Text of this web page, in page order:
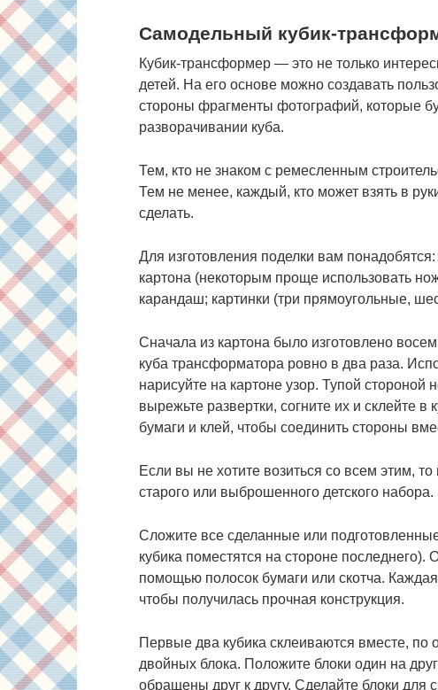
Самодельный кубик-
Кубик-трансформер — это не только
детей. На его основе можно создавать
стороны фрагменты фотографий, которые
разворачивании куба.
Тем, кто не знаком с ремесленным
Тем не менее, каждый, кто может взять в
сделать.
Для изготовления поделки вам
картона (некоторым проще использовать
карандаш; картинки (три прямоугольные,
Сначала из картона было изготовлено
куба трансформатора ровно в два раза.
нарисуйте на картоне узор. Тупой
вырежьте развертки, согните их и склейте в
бумаги и клей, чтобы соединить стороны
Если вы не хотите возиться со всем этим,
старого или выброшенного детского набора.
Сложите все сделанные или
кубика поместятся на стороне
помощью полосок бумаги или скотча.
чтобы получилась прочная конструкция.
Первые два кубика склеиваются вместе, по
двойных блока. Положите блоки один на
обращены друг к другу. Сделайте блоки для